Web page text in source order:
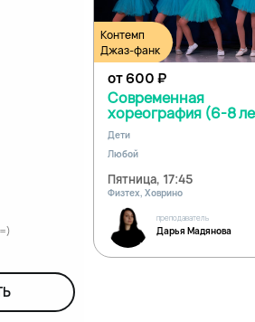
Контемп
Джаз-фанк
от 600₽
Современная
хореография (6-8
Дети
Любой
Пятница, 17:45
Физтех, Ховрино
преподаватель
Дарья Мадянова